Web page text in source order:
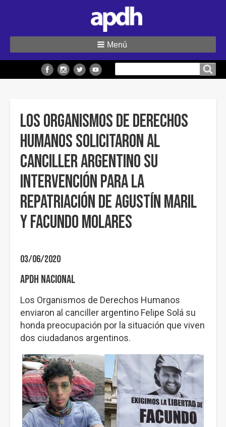
sitio
Menú
Los Organismos de Derechos
Humanos solicitaron al
canciller argentino su
intervención para la
repatriación de Agustín Maril
y Facundo Molares
03/06/2020
APDH Nacional
Los Organismos de Derechos Humanos
enviaron al canciller argentino Felipe Solá su
honda preocupación por la situación que viven
dos ciudadanos argentinos.